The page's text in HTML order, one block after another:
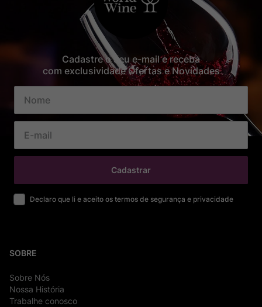
Cadastre o seu e-mail e receba
com exclusividade Ofertas e Novidades
Cadastrar
Declaro que li e aceito os termos de segurança e privacidade
SOBRE
Sobre Nós
Nossa História
Trabalhe conosco